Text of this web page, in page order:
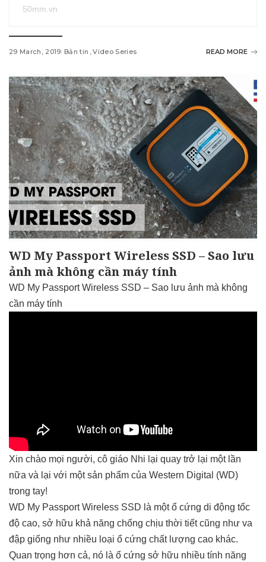
50mm.vn
29 March, 2019 Bản tin Video Series READ MORE
WD My Passport Wireless SSD – Sao lưu
ảnh mà không cần máy tính
WD My Passport Wireless SSD – Sao lưu ảnh mà không
cần máy tính
Xin chào mọi người, cô giáo Nhi lại quay trở lại một lần
nữa và lại với một sản phẩm của Western Digital (WD)
trong tay!
WD My Passport Wireless SSD là một ổ cứng di động tốc
độ cao, sở hữu khả năng chống chịu thời tiết cũng như va
đập giống như nhiều loại ổ cứng chất lượng cao khác.
Quan trọng hơn cả, nó là ổ cứng sở hữu nhiều tính năng